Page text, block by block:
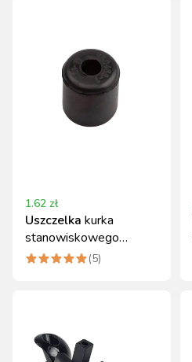
1.62 zł
Uszczelka kurka
stanowiskowego
gumowa Canagri 0.02kg
(5)